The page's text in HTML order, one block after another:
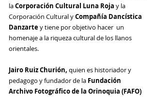
la Corporación Cultural Luna Roja y la
Corporación Cultural y Compañía Dancística
Danzarte y tiene por objetivo hacer  un
homenaje a la riqueza cultural de los llanos
orientales.
Jairo Ruiz Churión, quien es historiador y
pedagogo y fundador de la Fundación
Archivo Fotográfico de la Orinoquia (FAFO)